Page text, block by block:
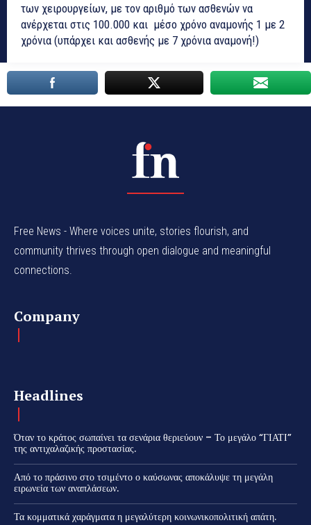
των χειρουργείων, με τον αριθμό των ασθενών να
ανέρχεται στις 100.000 και μέσο χρόνο αναμονής 1 με 2
χρόνια (υπάρχει και ασθενής με 7 χρόνια αναμονή!)
Free News - Where voices unite, stories flourish, and
community thrives through open dialogue and meaningful
connections.
Company
Headlines
Όταν το κράτος σωπαίνει τα σενάρια θεριεύουν – Το μεγάλο “ΓΙΑΤΙ”
της αντιχαλαζικής προστασίας.
Από το πράσινο στο τσιμέντο ο καύσωνας αποκάλυψε τη μεγάλη
ειρωνεία των αναπλάσεων.
Τα κομματικά χαράγματα η μεγαλύτερη κοινωνικοπολιτική απάτη.